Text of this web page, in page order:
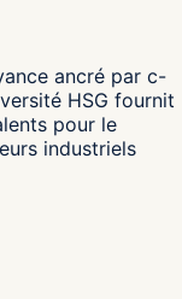
ancré par c-
HSG fournit
pour le
industriels